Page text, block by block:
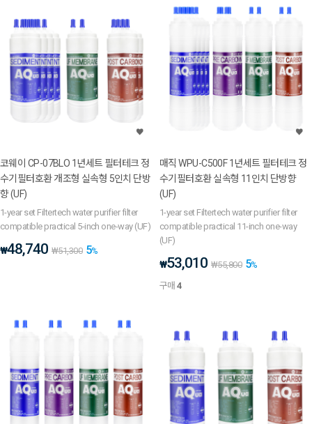
코웨이 CP-07BLO 1년세트 필터테크 정
수기필터호환 개조형 실속형 5인치 단방
향 (UF)
1-year set Filtertech water purifier filter
compatible practical 5-inch one-way (UF)
₩48,740 ₩51,300 5%
매직 WPU-C500F 1년세트 필터테크 정
수기필터호환 실속형 11인치 단방향
(UF)
1-year set Filtertech water purifier filter
compatible practical 11-inch one-way
(UF)
₩53,010 ₩55,800 5%
구매4